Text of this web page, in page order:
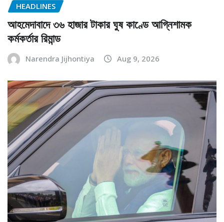
HEADLINES
আহমেদাবাদে ৩৬ হাজার টাকার ঘুষ কাণ্ডে আগ্নিশামক
কর্মকর্তার রিমান্ড
Narendra Jijhontiya Aug 9, 2026